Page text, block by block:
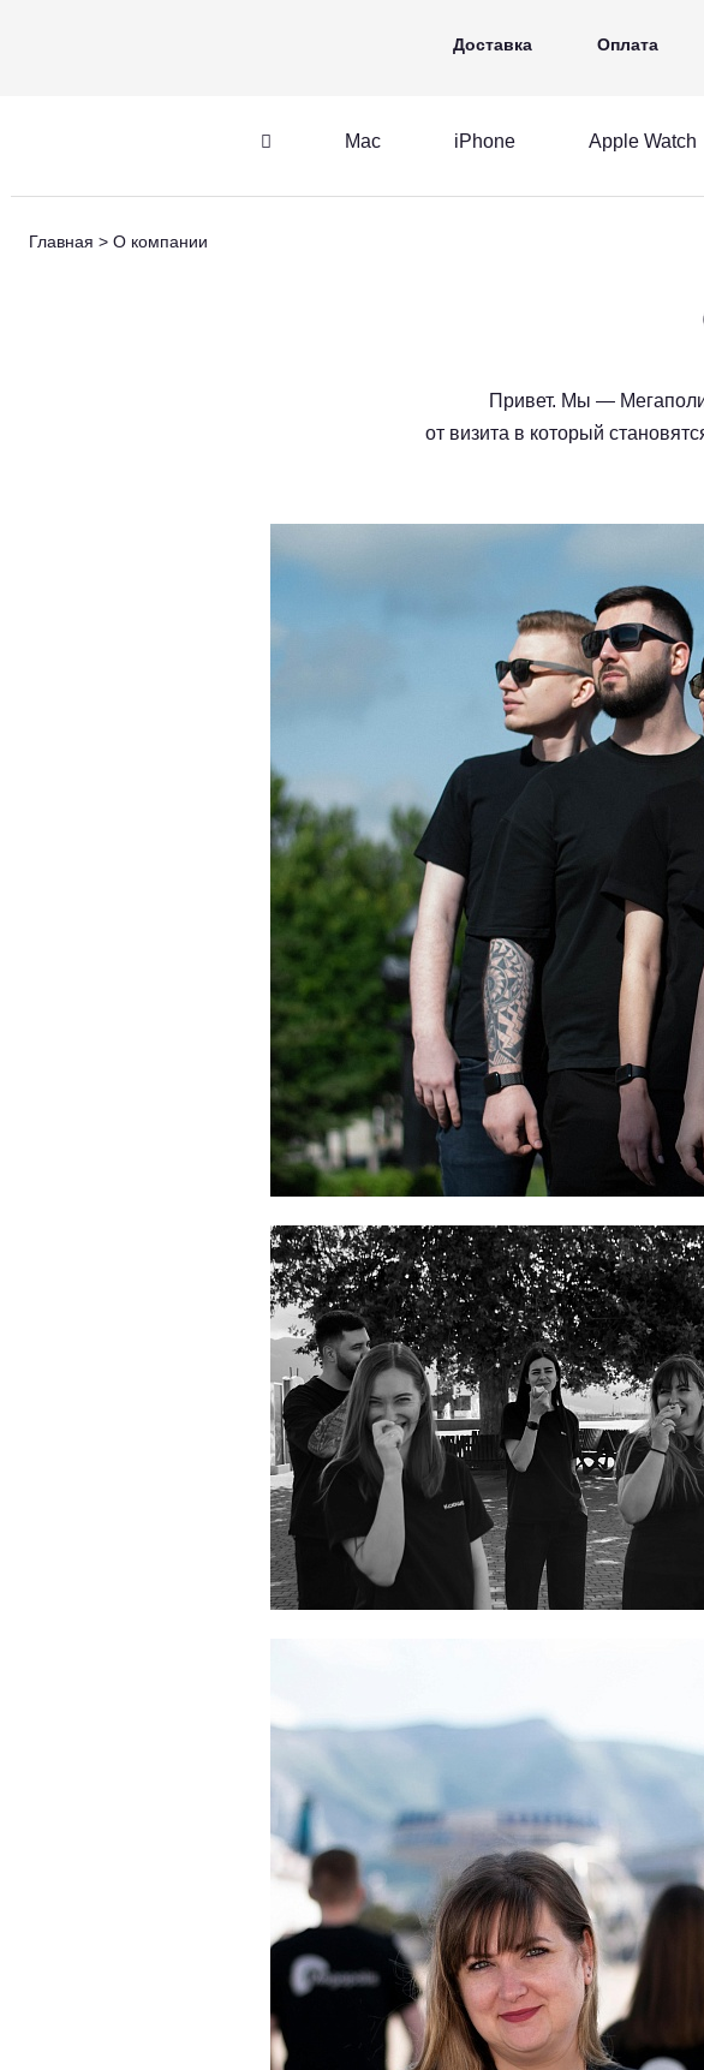
Apple Watch Гаджеты
Доставка Оплата
Mac iPhone Apple Watch
Главная О компании
Привет. Мы —
от визита в который